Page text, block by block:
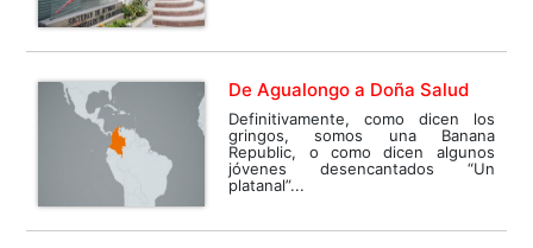
De Agualongo a Doña Salud
Definitivamente, como dicen los
gringos, somos una Banana
Republic, o como dicen algunos
jóvenes desencantados “Un
platanal”...